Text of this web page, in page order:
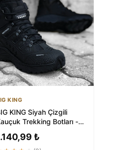
KING
KING Siyah Çizgili
Trekking Botları -
₺